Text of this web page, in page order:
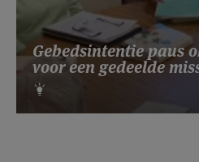
Gebedsintentie paus
voor een gedeelde